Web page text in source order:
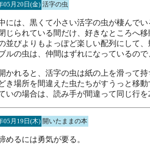
05月20日(金) 活字の虫
には、黒くて小さい活字の虫が棲んでい
じられている間だけ、好きなところへ
並びよりもよっぽど楽しい配列にして
ルの虫は、仲間はずれになっているの
かれると、活字の虫は紙の上を滑って
き場所を間違えた虫たちがすうっと移動
いの場合は、読み手が間違って同じ行
05月19日(木) 開いたままの本
めるには勇気が要る。